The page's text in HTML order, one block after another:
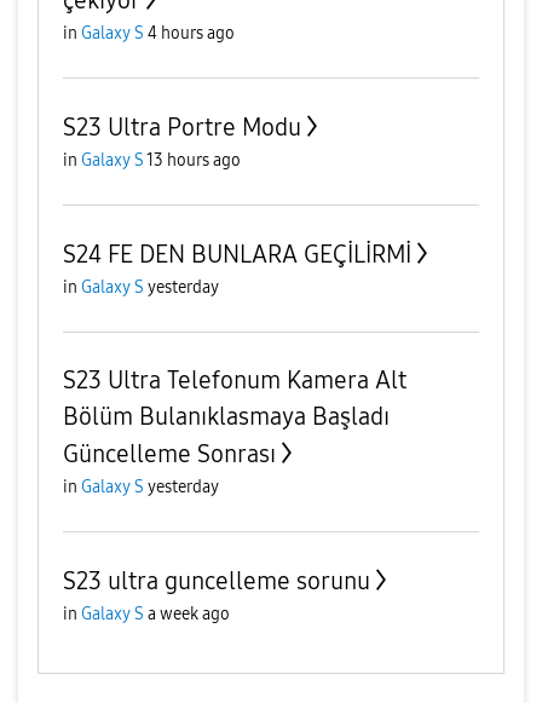
in Galaxy S 4 hours ago
S23 Ultra Portre Modu
in Galaxy S13 hours ago
S24 FE DEN BUNLARA GEÇİLİRMİ
in Galaxy S yesterday
S23 Ultra Telefonum Kamera Alt
Bölüm Bulanıklasmaya Başladı
Güncelleme Sonrası
in Galaxy S yesterday
S23 ultra guncelleme sorunu
in Galaxy S a week ago